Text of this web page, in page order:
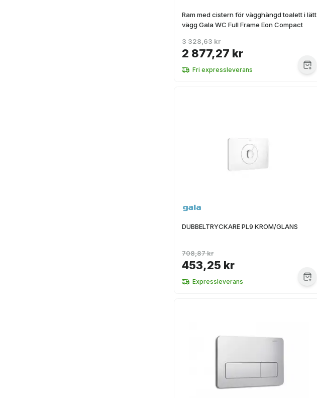
Ram med cistern för vägghängd toalett i lätt
vägg Gala WC Full Frame Eon Compact
2 877,27 kr
3 328,63 kr
Fri expressleverans
DUBBELTRYCKARE PL9 KROM/GLANS
453,25 kr
708,87 kr
Expressleverans